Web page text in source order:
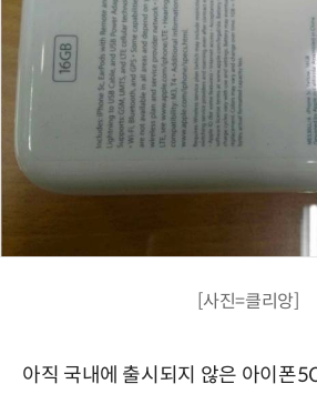
[사진=클리앙]
아직 국내에 출시되지 않은 아이폰